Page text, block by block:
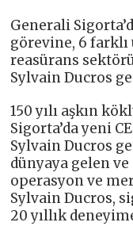
Generali
görevine, 6
reasürans
Sylvain Ducros
150 yılı aşkın
Sigorta’da yeni
Sylvain Ducros
dünyaya gelen
operasyon ve
Sylvain Ducros,
20 yıllık